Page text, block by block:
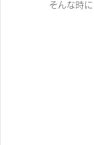
そんな時